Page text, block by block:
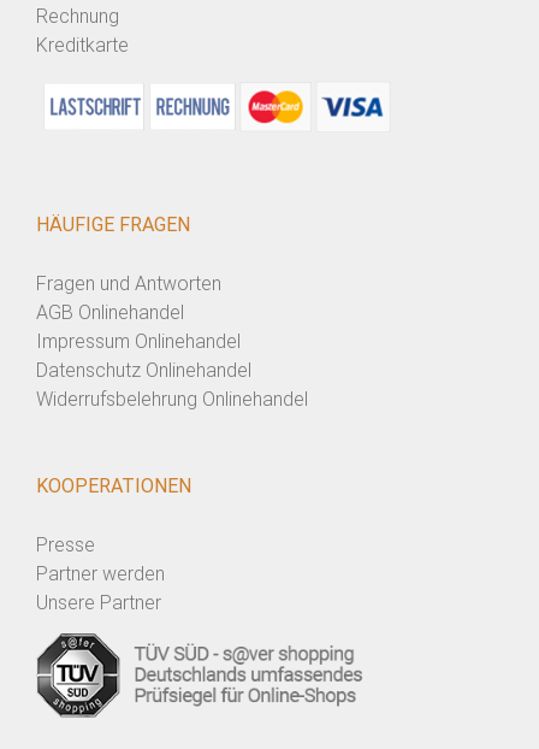
Rechnung
Kreditkarte
HÄUFIGE FRAGEN
Fragen und Antworten
AGB Onlinehandel
Impressum Onlinehandel
Datenschutz Onlinehandel
Widerrufsbelehrung Onlinehandel
KOOPERATIONEN
Presse
Partner werden
Unsere Partner